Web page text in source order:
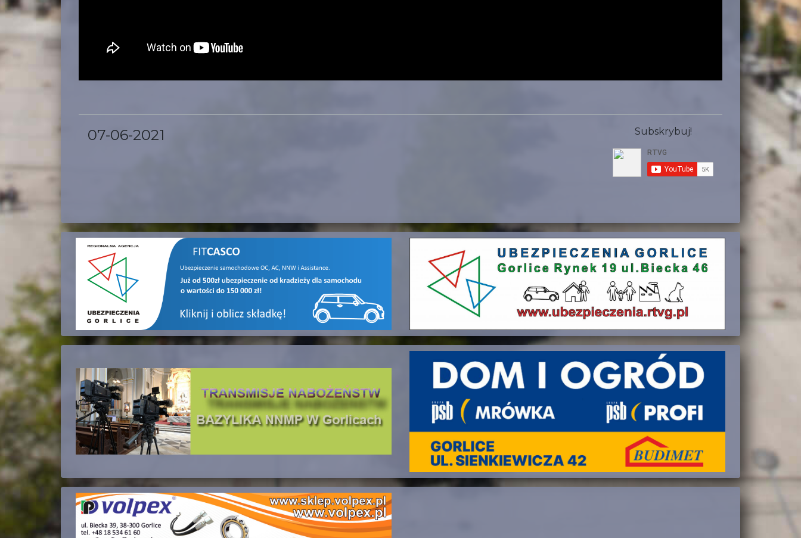
07-06-2021 Subskrybuj!